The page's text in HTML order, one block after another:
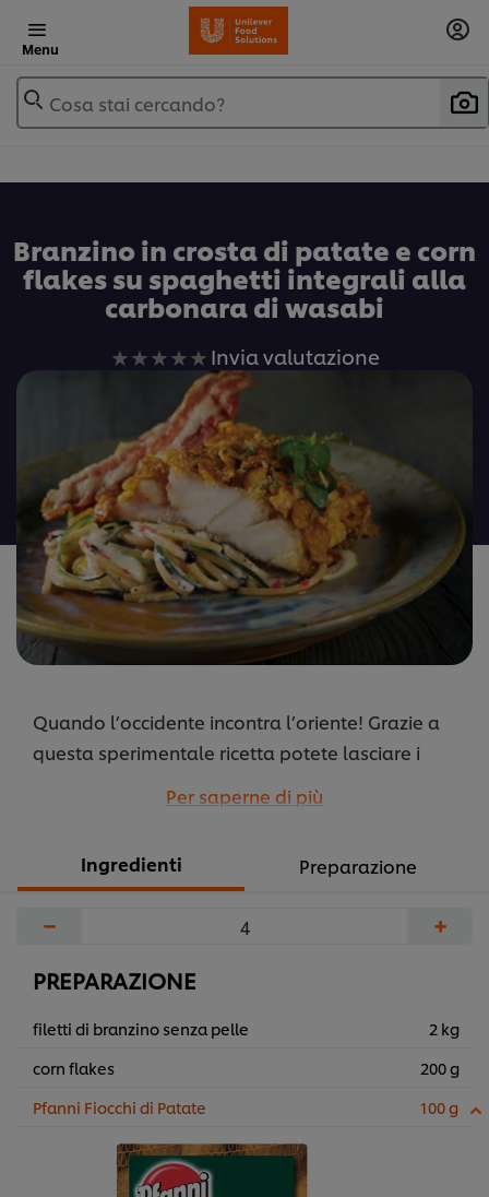
Menu
Cosa stai cercando?
Branzino in crosta di patate e corn
flakes su spaghetti integrali alla
carbonara di wasabi
Nessuna
valutazione
per
questo
recipe
Invia valutazione
Quando l’occidente incontra l’oriente! Grazie a
questa sperimentale ricetta potete lasciare i
mediterraneo, il branzino, alla famosissima
Raccomandato a chi in cucina vuole osare!
Per saperne di più
Ingredienti Preparazione
− +
PREPARAZIONE
filetti di branzino senza pelle
2 kg
corn flakes
200 g
Pfanni Fiocchi di Patate
100 g